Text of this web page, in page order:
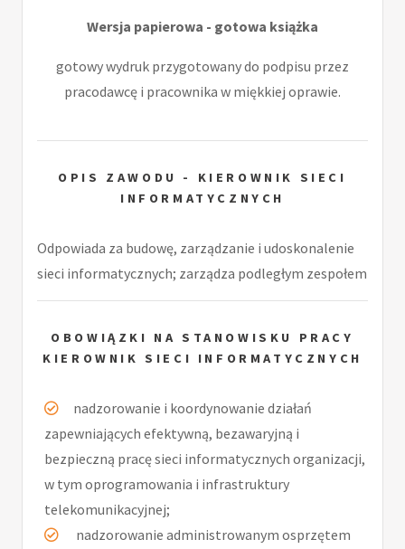
Wersja papierowa - gotowa książka
gotowy wydruk przygotowany do podpisu przez
pracodawcę i pracownika w miękkiej oprawie.
OPIS ZAWODU - KIEROWNIK SIECI
INFORMATYCZNYCH
Odpowiada za budowę, zarządzanie i udoskonalenie
sieci informatycznych; zarządza podległym zespołem
OBOWIĄZKI NA STANOWISKU PRACY
KIEROWNIK SIECI INFORMATYCZNYCH
nadzorowanie i koordynowanie działań
zapewniających efektywną, bezawaryjną i
bezpieczną pracę sieci informatycznych organizacji,
w tym oprogramowania i infrastruktury
telekomunikacyjnej;
nadzorowanie administrowanym osprzętem